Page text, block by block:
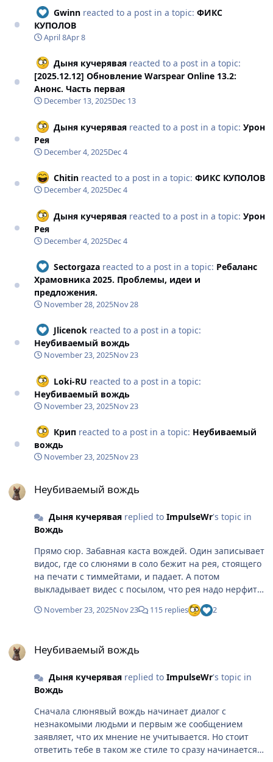
Gwinn reacted to a post in a topic: ФИКС
КУПОЛОВ
April 8Apr 8
Дыня кучерявая reacted to a post in a topic:
[2025.12.12] Обновление Warspear Online 13.2:
Анонс. Часть первая
December 13, 2025Dec 13
Дыня кучерявая reacted to a post in a topic: Урон
Рея
December 4, 2025Dec 4
Chitin reacted to a post in a topic: ФИКС КУПОЛОВ
December 4, 2025Dec 4
Дыня кучерявая reacted to a post in a topic: Урон
Рея
December 4, 2025Dec 4
Sectorgaza reacted to a post in a topic: Ребаланс
Храмовника 2025. Проблемы, идеи и
предложения.
November 28, 2025Nov 28
Jlicenok reacted to a post in a topic:
Неубиваемый вождь
November 23, 2025Nov 23
Loki-RU reacted to a post in a topic:
Неубиваемый вождь
November 23, 2025Nov 23
Крип reacted to a post in a topic: Неубиваемый
вождь
November 23, 2025Nov 23
Неубиваемый вождь
Дыня кучеряваяreplied to ImpulseWr's topic in
Вождь
Прямо сюр. Забавная каста вождей. Один записывает
видос, где со слюнями в соло бежит на рея, стоящего
на печати с тиммейтами, и падает. А потом
выкладывает видес с посылом, что рея надо нерфить.
Не важно, что в игре стало слишком много урона или
что с хантом та же история, главное что рей шотает
физ сборке пол кабинета, и негодует что вождь не
красноносый пытается блеснуть умом, влезая в
чужой диалог, выдавая кринжовые аналогии,
не учитывается. В итоге сам же ущемляется и требует
уважения. Как сказал бы амберовский аполлон Гога,
ты потужный хлопец. Поэтому я прекрасно знаю, кто
этот вождь и что он пытается выносить в массы под
November 23, 2025Nov 23 115 replies 2
Неубиваемый вождь
Дыня кучеряваяreplied to ImpulseWr's topic in
Вождь
Сначала слюнявый вождь начинает диалог с
незнакомыми людьми и первым же сообщением
заявляет, что их мнение не учитывается. Но стоит
ответить тебе в таком же стиле то сразу начинается